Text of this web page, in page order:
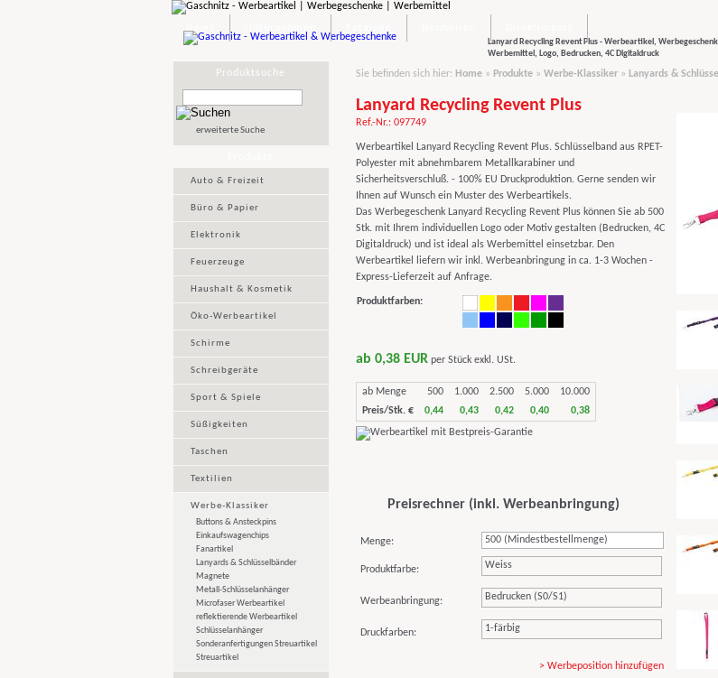
Lanyard Recycling Revent Plus - Werbeartikel,
Werbemittel, Logo, Bedrucken, 4C Digitaldruck
Produktsuche
erweiterte Suche
Auto & Freizeit
Büro & Papier
Elektronik
Feuerzeuge
Haushalt & Kosmetik
Öko-Werbeartikel
Schirme
Schreibgeräte
Sport & Spiele
Süßigkeiten
Taschen
Textilien
Werbe-Klassiker
Buttons & Ansteckpins
Einkaufswagenchips
Fanartikel
Lanyards & Schlüsselbänder
Magnete
Metall-Schlüsselanhänger
Microfaser Werbeartikel
reflektierende Werbeartikel
Schlüsselanhänger
Sonderanfertigungen Streuartikel
Streuartikel
Sie befinden sich hier: Home» Produkte» Werbe-Klassiker» Lanyards &
Lanyard Recycling Revent Plus
Ref.-Nr.: 097749
Werbeartikel Lanyard Recycling Revent Plus. Schlüsselband aus RPET-
Polyester mit abnehmbarem Metallkarabiner und
Sicherheitsverschluß. - 100% EU Druckproduktion. Gerne senden wir
Ihnen auf Wunsch ein Muster des Werbeartikels.
Das Werbegeschenk Lanyard Recycling Revent Plus können Sie ab 500
Stk. mit Ihrem individuellen Logo oder Motiv gestalten (Bedrucken, 4C
Digitaldruck) und ist ideal als Werbemittel einsetzbar. Den
Werbeartikel liefern wir inkl. Werbeanbringung in ca. 1-3 Wochen -
Express-Lieferzeit auf Anfrage.
Produktfarben:
ab 0,38 EURper Stück exkl. USt.
ab Menge 500 1.000 2.500 5.000
10.000
Preis/Stk. €
0,44 0,43 0,42 0,40 0,38
Preisrechner (inkl. Werbeanbringung)
Menge:
Produktfarbe: Weiss
Werbeanbringung: Bedrucken (S0/S1)
Druckfarben: 1-färbig
> Werbeposition hinzufügen